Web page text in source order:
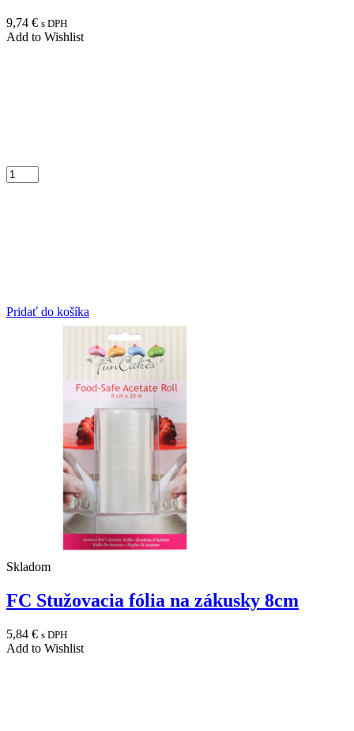
9,74 € s DPH
Add to Wishlist
Pridať do košíka
Skladom
FC Stužovacia fólia na zákusky 8cm
5,84 € s DPH
Add to Wishlist